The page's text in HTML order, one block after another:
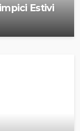
Estivi